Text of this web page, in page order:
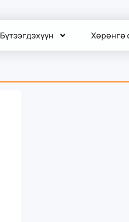
Бүтээгдэхүүн Хөрөнгө